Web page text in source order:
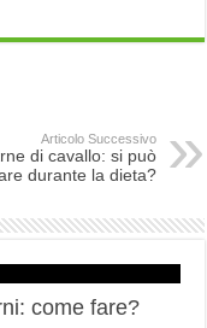
Articolo Successivo
di cavallo: si può
durante la dieta?
come fare?